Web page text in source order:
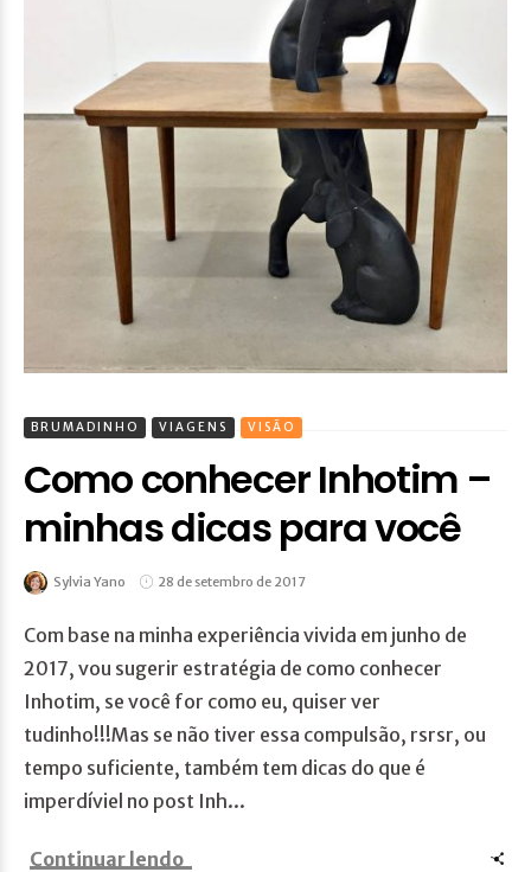
BRUMADINHO VIAGENS VISÃO
Como conhecer Inhotim –
minhas dicas para você
Sylvia Yano 28 de setembro de 2017
Com base na minha experiência vivida em junho de
2017, vou sugerir estratégia de como conhecer
Inhotim, se você for como eu, quiser ver
tudinho!!!Mas se não tiver essa compulsão, rsrsr, ou
tempo suficiente, também tem dicas do que é
imperdíviel no post Inh...
Continuar lendo